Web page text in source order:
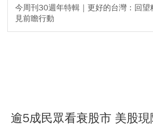
今周刊30週年特輯｜更好的台灣：回望
見前瞻行動
逾5成民眾看衰股市 美股